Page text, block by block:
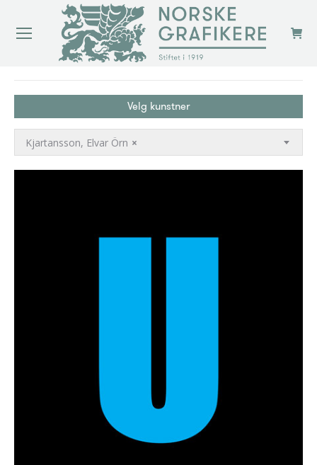
Velg kunstner
×
Kjartansson, Elvar Örn